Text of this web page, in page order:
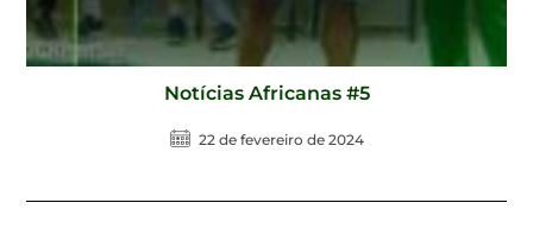
Notícias Africanas #5
22 de fevereiro de 2024